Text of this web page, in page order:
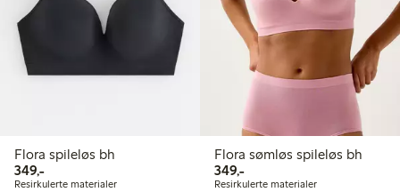
Flora spileløs bh
349,-349,00 kr
Resirkulerte materialer
Flora sømløs spileløs bh
349,-349,00 kr
Resirkulerte materialer